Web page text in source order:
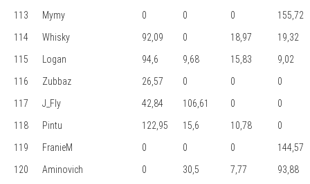
113
Mymy 0 0 0
155,72
114
Whisky 92,09 0 18,97
19,32
115
Logan 94,6 9,68 15,83
9,02
116
Zubbaz 26,57 0 0
0
117
J_Fly 42,84 106,61 0
0
118
Pintu 122,95 15,6 10,78
0
119
FranieM 0 0 0
144,57
120
Aminovich 0 30,5 7,77
93,88